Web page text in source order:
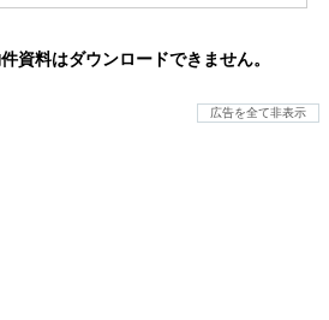
資料はダウンロードできません。
広告を全て非表示